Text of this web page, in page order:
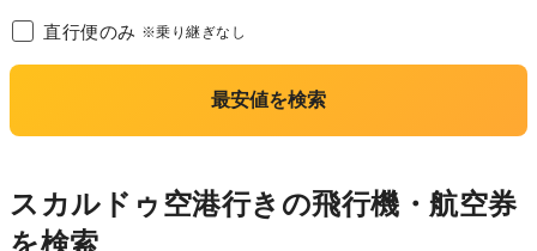
直行便のみ ※乗り継ぎなし
最安値を検索
スカルドゥ空港行きの飛行機・航空券
を検索